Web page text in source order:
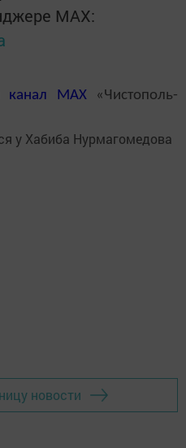
MАХ:
канал MAX«Чистополь-
новости